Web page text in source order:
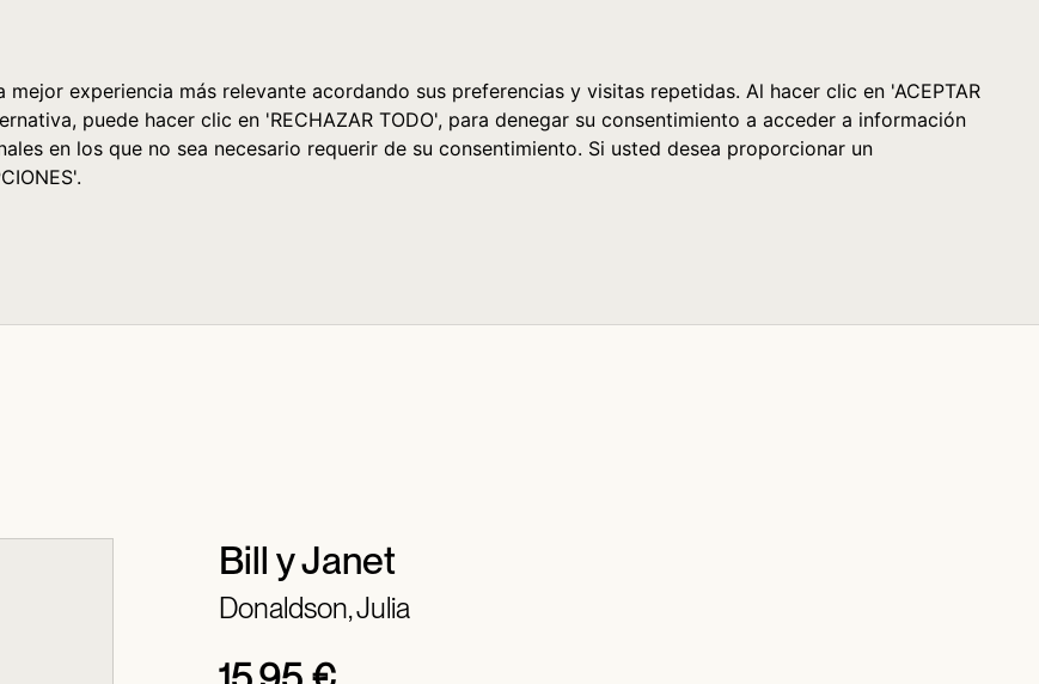
experiencia más relevante acordando sus preferencias y visitas repetidas. Al hacer clic en 'ACEPTAR
puede hacer clic en 'RECHAZAR TODO', para denegar su consentimiento a acceder a información
en los que no sea necesario requerir de su consentimiento. Si usted desea proporcionar un
Bill y Janet
Donaldson, Julia